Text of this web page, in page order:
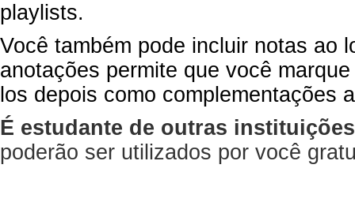
playlists.
Você também pode incluir notas ao
anotações permite que você
los depois como complementações
É estudante de outras
poderão ser utilizados por você